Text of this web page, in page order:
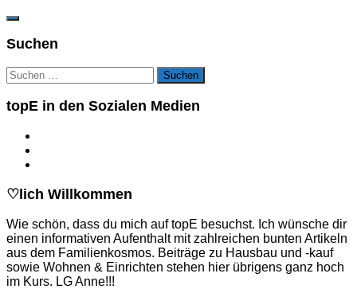
Suchen
Suchen
nach:
topE in den Sozialen Medien
♡lich Willkommen
Wie schön, dass du mich auf topE besuchst. Ich wünsche dir
einen informativen Aufenthalt mit zahlreichen bunten Artikeln
aus dem Familienkosmos. Beiträge zu Hausbau und -kauf
sowie Wohnen & Einrichten stehen hier übrigens ganz hoch
im Kurs. LG Anne!!!